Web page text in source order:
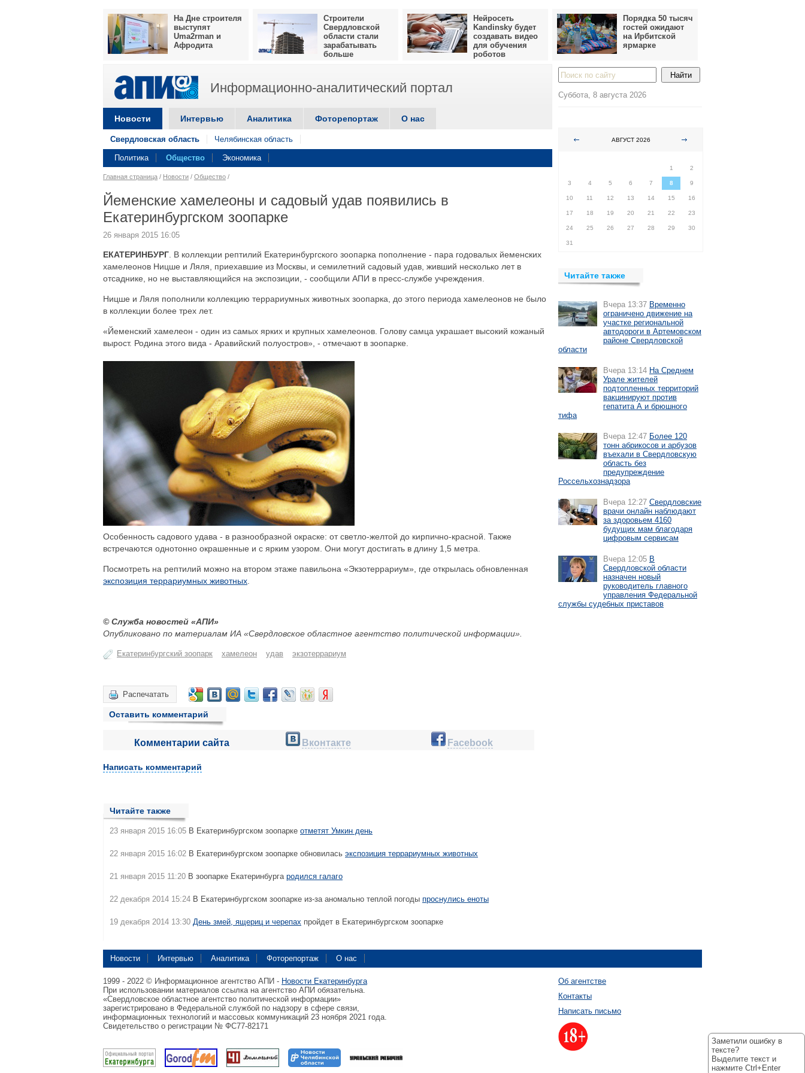
На Дне строителя
выступят
Uma2rman и
Афродита
Строители
Свердловской
области стали
зарабатывать
больше
Нейросеть
Kandinsky будет
создавать видео
для обучения
роботов
Порядка 50 тысяч
гостей ожидают
на Ирбитской
ярмарке
Информационно-аналитический портал
Новости Интервью Аналитика Фоторепортаж О нас
Свердловская область Челябинская область
Политика Общество Экономика
Главная страница / Новости / Общество /
Йеменские хамелеоны и садовый удав появились в
Екатеринбургском зоопарке
26 января 2015 16:05
ЕКАТЕРИНБУРГ . В коллекции рептилий Екатеринбургского зоопарка пополнение - пара годовалых йеменских
хамелеонов Ницше и Ляля, приехавшие из Москвы, и семилетний садовый удав, живший несколько лет в
отсаднике, но не выставляющийся на экспозиции, - сообщили АПИ в пресс-службе учреждения.
Ницше и Ляля пополнили коллекцию террариумных животных зоопарка, до этого периода хамелеонов не было
в коллекции более трех лет.
«Йеменский хамелеон - один из самых ярких и крупных хамелеонов. Голову самца украшает высокий кожаный
вырост. Родина этого вида - Аравийский полуостров», - отмечают в зоопарке.
Особенность садового удава - в разнообразной окраске: от светло-желтой до кирпично-красной. Также
встречаются однотонно окрашенные и с ярким узором. Они могут достигать в длину 1,5 метра.
Посмотреть на рептилий можно на втором этаже павильона «Экзотеррариум», где открылась обновленная
экспозиция террариумных животных
© Служба новостей «АПИ»
Опубликовано по материалам ИА «Свердловское областное агентство политической информации».
Екатеринбургский зоопарк хамелеон удав экзотеррариум
Распечатать
Оставить комментарий
Комментарии сайта Вконтакте Facebook
Написать комментарий
Читайте также
23 января 2015 16:05 В Екатеринбургском зоопарке отметят Умкин день
22 января 2015 16:02 В Екатеринбургском зоопарке обновилась экспозиция террариумных животных
21 января 2015 11:20 В зоопарке Екатеринбурга родился галаго
22 декабря 2014 15:24 В Екатеринбургском зоопарке из-за аномально теплой погоды проснулись еноты
19 декабря 2014 13:30 День змей, ящериц и черепах пройдет в Екатеринбургском зоопарке
Суббота, 8 августа 2026
АВГУСТ 2026
1
2
3 4 5 6 7 8 9
10 11 12 13 14 15 16
17 18 19 20 21 22 23
24 25 26 27 28 29 30
31
Читайте также
Вчера 13:37 Временно
ограничено движение на
участке региональной
автодороги в Артемовском
районе Свердловской
области
Вчера 13:14 На Среднем
Урале жителей
подтопленных территорий
вакцинируют против
гепатита А и брюшного
тифа
Вчера 12:47 Более 120
тонн абрикосов и арбузов
въехали в Свердловскую
область без
предупреждение
Россельхознадзора
Вчера 12:27 Свердловские
врачи онлайн наблюдают
за здоровьем 4160
будущих мам благодаря
цифровым сервисам
Вчера 12:05 В
Свердловской области
назначен новый
руководитель главного
управления Федеральной
службы судебных приставов
Новости Интервью Аналитика Фоторепортаж О нас
1999 - 2022 © Информационное агентство АПИ - Новости Екатеринбурга
При использовании материалов ссылка на агентство АПИ обязательна.
«Свердловское областное агентство политической информации»
зарегистрировано в Федеральной службой по надзору в сфере связи,
информационных технологий и массовых коммуникаций 23 ноября 2021 года.
Свидетельство о регистрации № ФС77-82171
Об агентстве
Контакты
Написать письмо
Заметили ошибку в
тексте?
Выделите текст и
нажмите Ctrl+Enter